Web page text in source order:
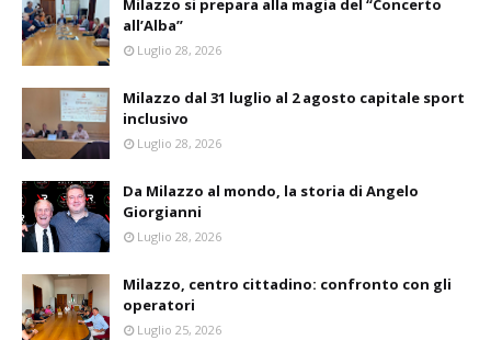
Milazzo si prepara alla magia del “Concerto
all’Alba”
Luglio 28, 2026
Milazzo dal 31 luglio al 2 agosto capitale sport
inclusivo
Luglio 28, 2026
Da Milazzo al mondo, la storia di Angelo
Giorgianni
Luglio 28, 2026
Milazzo, centro cittadino: confronto con gli
operatori
Luglio 25, 2026